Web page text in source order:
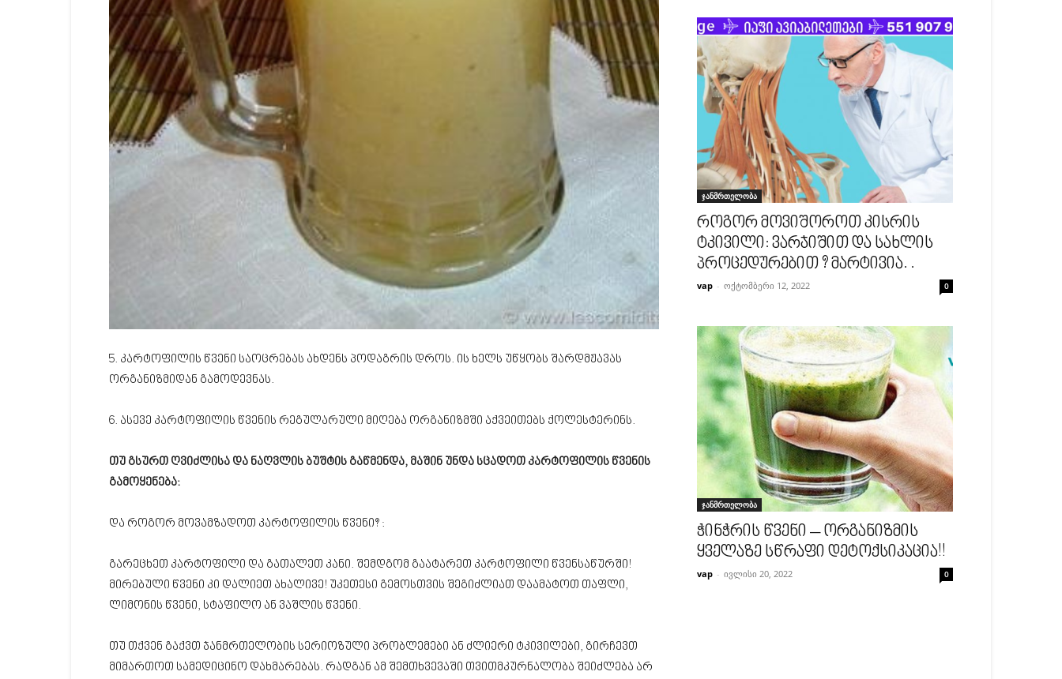
5. კარტოფილის წვენი საოცრებას ახდენს პოდაგრის დროს. ის ხელს უწყობს შარდმჟავას
ორგანიზმიდან გამოდევნას.
6. ასევე კარტოფილის წვენის რეგულარული მიღება ორგანიზმში აქვეითებს ქოლესტერინს.
თუ გსურთ ღვიძლისა და ნაღვლის ბუშტის გაწმენდა, მაშინ უნდა სცადოთ კარტოფილის წვენის
გამოყენება:
და როგორ მოვამზადოთ კარტოფილის წვენი? :
გარეცხეთ კარტოფილი და გათალეთ კანი. შემდგომ გაატარეთ კარტოფილი წვენსაწურში!
მირებული წვენი კი დალიეთ ახალივე! უკეთესი გემოსთვის შეგიძლიათ დაამატოთ თაფლი,
ლიმონის წვენი, სტაფილო ან ვაშლის წვენი.
თუ თქვენ გაქვთ ჯანმრთელობის სერიოზული პრობლემები ან ძლიერი ტკივილები, გირჩევთ
მიმართოთ სამედიცინო დახმარებას. რადგან ამ შემთხვევაში თვითმკურნალობა შეიძლება არ
ჯანმრთელობა
როგორ მოვიშოროთ კისრის
ტკივილი: ვარჯიშით და სახლის
პროცედურებით ? მარტივია. .
vap - ოქტომბერი 12, 2022 0
ჯანმრთელობა
ჭინჭრის წვენი – ორგანიზმის
ყველაზე სწრაფი დეტოქსიკაცია!!
vap - ივლისი 20, 2022 0